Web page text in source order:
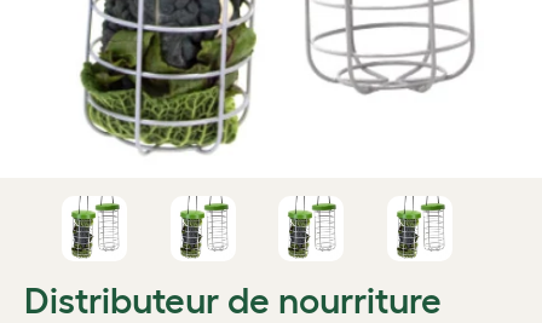
Distributeur de nourriture